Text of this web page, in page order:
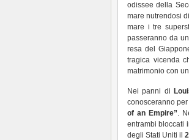
odissee della
mare nutrendosi
mare i tre
passeranno da
resa del
tragica vicenda
matrimonio con
Nei panni di
conosceranno
of an Empire”.
entrambi bloccati
degli Stati Uniti il